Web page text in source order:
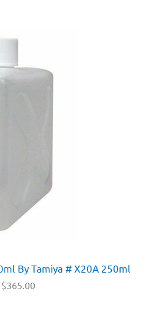
By Tamiya # X20A 250ml
$365.00